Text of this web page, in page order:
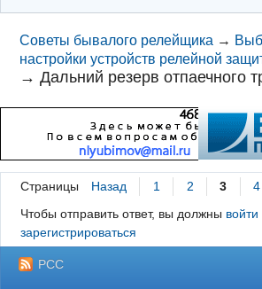
Советы бывалого релейщика →
настройки устройств релейной
→Дальний резерв отпаечного
Страницы Назад 1 2 3 4
Чтобы отправить ответ, вы должны войти
зарегистрироваться
РСС